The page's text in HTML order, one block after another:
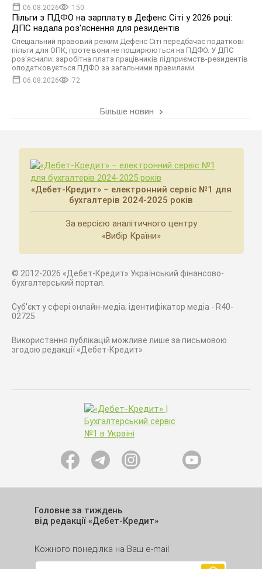
06.08.2026 150
Пільги з ПДФО на зарплату в Дефенс Сіті у 2026 році:
ДПС надала роз'яснення для резидентів
Спеціальний правовий режим Дефенс Сіті передбачає податкові
пільги для ОПК, проте вони не поширюються на ПДФО. У ДПС
роз'яснили: заробітна плата працівників підприємств-резидентів
оподатковується ПДФО за загальними правилами
06.08.2026 72
Більше новин
«Дебет-Кредит» – електронний сервіс №1 для
бухгалтерів 2024-2025 років
За версією аналітичного центру
«Вибір Країни»
© 2012-2026 «Дебет-Кредит» Український фінансово-
бухгалтерський портал.
Суб'єкт у сфері онлайн-медіа; ідентифікатор медіа - R40-
02725
Використання публікацій можливе лише за письмовою
згодою редакції «Дебет-Кредит»
Головне за тиждень
від редакції «Дебет-Кредит»
Кожного понеділка на Ваш e-mail